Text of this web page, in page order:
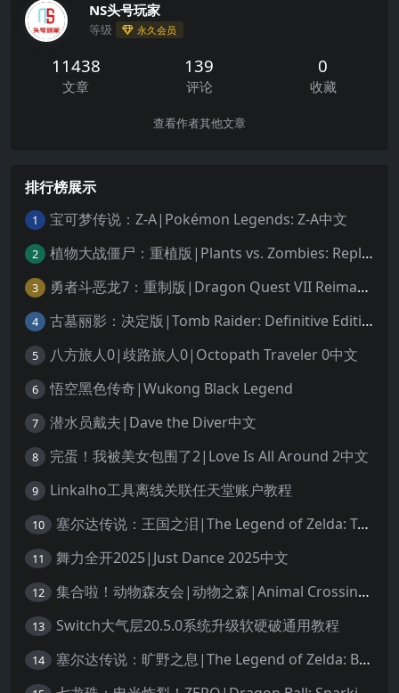
NS头号玩家
等级 永久会员
11438
文章
139
评论
0
收藏
查看作者其他文章
排行榜展示
1 宝可梦传说：Z-A|Pokémon Legends: Z-A中文
2 植物大战僵尸：重植版|Plants vs. Zombies: Replanted中文
3 勇者斗恶龙7：重制版|Dragon Quest VII Reimagined中文
4 古墓丽影：决定版|Tomb Raider: Definitive Edition中文
5 八方旅人0|歧路旅人0|Octopath Traveler 0中文
6 悟空黑色传奇|Wukong Black Legend
7 潜水员戴夫|Dave the Diver中文
8 完蛋！我被美女包围了2|Love Is All Around 2中文
9 Linkalho工具离线关联任天堂账户教程
10 塞尔达传说：王国之泪|The Legend of Zelda: Tears of the Kingdom中文
11 舞力全开2025|Just Dance 2025中文
12 集合啦！动物森友会|动物之森|Animal Crossing: New Horizons中文
13 Switch大气层20.5.0系统升级软硬破通用教程
14 塞尔达传说：旷野之息|The Legend of Zelda: Breath of the Wild中文